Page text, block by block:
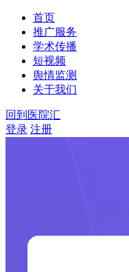
首页
推广服务
学术传播
短视频
舆情监测
关于我们
回到医院汇
登录 注册